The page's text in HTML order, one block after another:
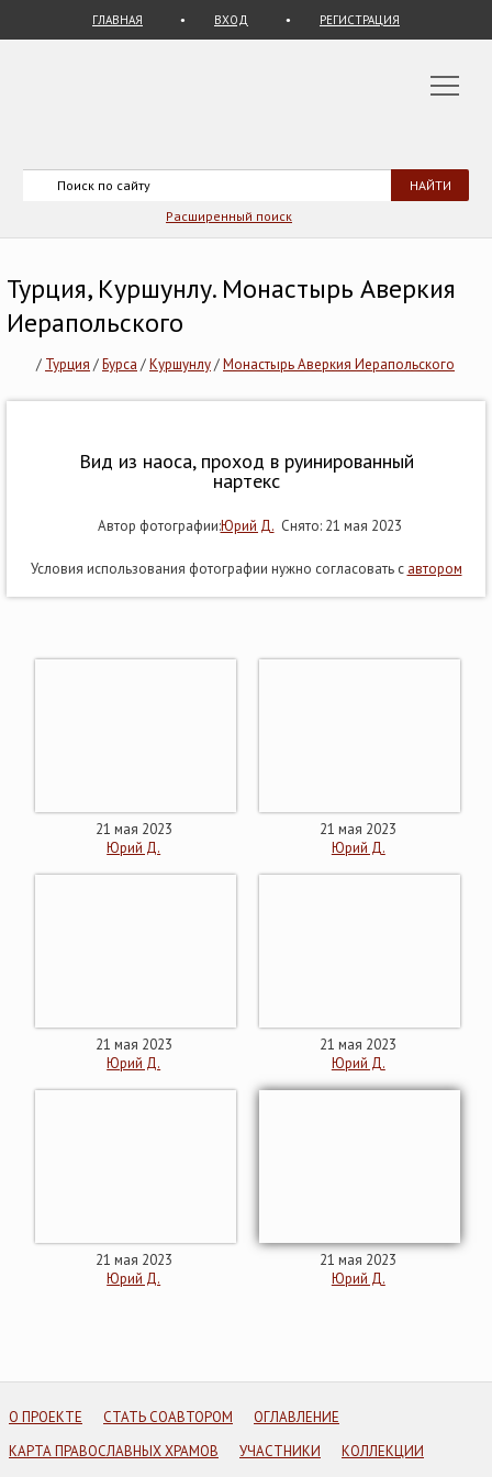
ГЛАВНАЯ ВХОД РЕГИСТРАЦИЯ
Расширенный поиск
Турция, Куршунлу. Монастырь Аверкия
Иерапольского
/ Турция /Бурса /Куршунлу/Монастырь Аверкия Иерапольского
Вид из наоса, проход в руинированный
нартекс
Автор фотографии:Юрий Д. Снято: 21 мая 2023
Условия использования фотографии нужно согласовать с автором
21 мая 2023
Юрий Д.
21 мая 2023
Юрий Д.
21 мая 2023
Юрий Д.
21 мая 2023
Юрий Д.
21 мая 2023
Юрий Д.
21 мая 2023
Юрий Д.
О ПРОЕКТЕ СТАТЬ СОАВТОРОМ
ОГЛАВЛЕНИЕ
КАРТА ПРАВОСЛАВНЫХ ХРАМОВ
УЧАСТНИКИ
КОЛЛЕКЦИИ